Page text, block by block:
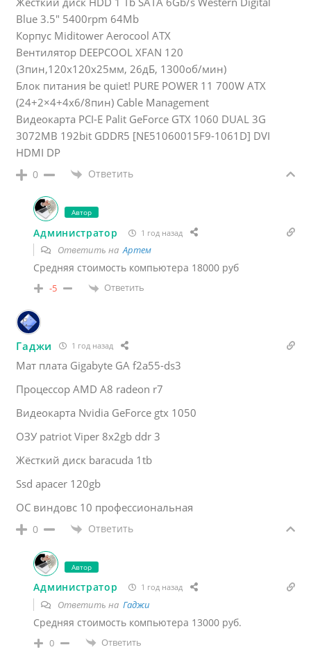
Blue 3.5″ 5400rpm 64Mb
Корпус Miditower Aerocool АТХ
Вентилятор DEEPCOOL XFAN 120
(3пин,120х120х25мм, 26дБ, 1300об/мин)
Блок питания be quiet! PURE POWER 11 700W ATX
(24+2×4+4х6/8пин) Cable Management
Видеокарта PCI-E Palit GeForce GTX 1060 DUAL 3G
3072MB 192bit GDDR5 [NE51060015F9-1061D] DVI
HDMI DP
0 Ответить
Автор
Администратор 1 год назад
Ответить наАртем
Средняя стоимость компьютера 18000 руб
-5 Ответить
Гаджи 1 год назад
Мат плата Gigabyte GA f2a55-ds3
Процессор AMD A8 radeon r7
Видеокарта Nvidia GeForce gtx 1050
ОЗУ patriot Viper 8x2gb ddr 3
Жёсткий диск baracuda 1tb
Ssd apacer 120gb
ОС виндовс 10 профессиональная
0 Ответить
Автор
Администратор 1 год назад
Ответить наГаджи
Средняя стоимость компьютера 13000 руб.
0 Ответить